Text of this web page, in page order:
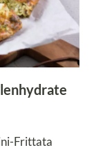
Frittata